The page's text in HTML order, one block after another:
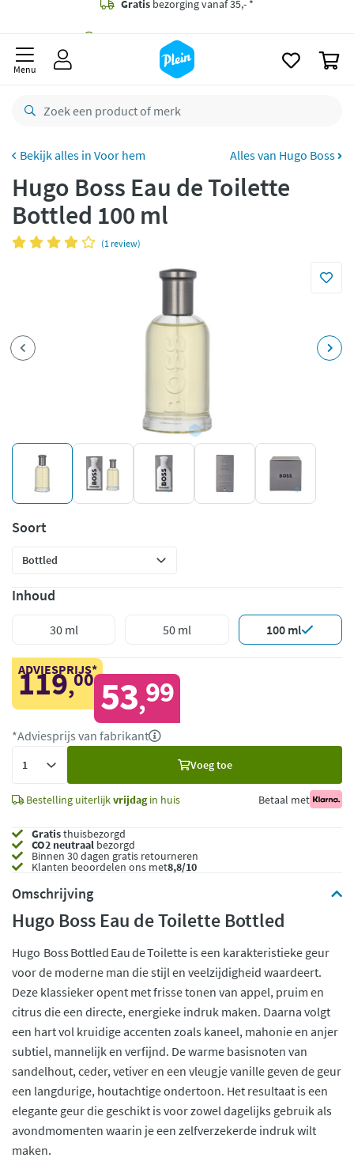
Bestelling uiterlijkzaterdag
retourneren
bezorgd
Betaal met Klarna
Menu
Voor hem Alles van Hugo Boss
Hugo Boss Eau de Toilette
Bottled 100 ml
(1 review)
Soort
Inhoud
30 ml 50 ml 100 ml
ADVIESPRIJS*
119,00 53,99
*Adviesprijs van fabrikant
Voeg toe
Bestelling uiterlijkvrijdagin huis Betaal met
Gratisthuisbezorgd
CO2 neutraal bezorgd
Binnen 30 dagen gratis retourneren
Klanten beoordelen ons met8,8/10
Omschrijving
Hugo Boss Eau de Toilette Bottled
Hugo Boss Bottled Eau de Toilette is een karakteristieke geur
voor de moderne man die stijl en veelzijdigheid waardeert.
Deze klassieker opent met frisse tonen van appel, pruim en
citrus die een directe, energieke indruk maken. Daarna volgt
een hart vol kruidige accenten zoals kaneel, mahonie en anjer
subtiel, mannelijk en verfijnd. De warme basisnoten van
sandelhout, ceder, vetiver en een vleugje vanille geven de geur
een langdurige, houtachtige ondertoon. Het resultaat is een
elegante geur die geschikt is voor zowel dagelijks gebruik als
avondmomenten waarin je een zelfverzekerde indruk wilt
maken.